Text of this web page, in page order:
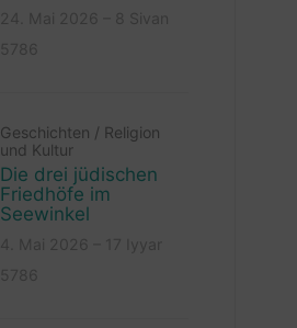
Geschichten / Religion
und Kultur
Die drei jüdischen
Friedhöfe im
Seewinkel